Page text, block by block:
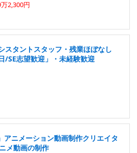
2,300円
スタントスタッフ・残業ほぼなし
/SE志望歓迎」・未経験歓迎
アニメーション動画制作クリエイタ
メ動画の制作